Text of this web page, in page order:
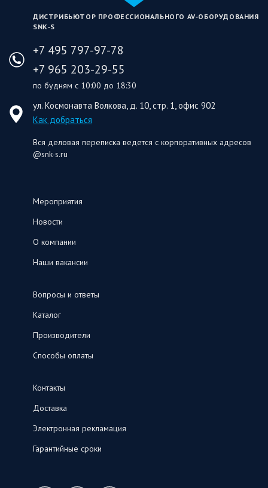
ДИСТРИБЬЮТОР ПРОФЕССИОНАЛЬНОГО AV‑ОБОРУДОВАНИЯ
SNK‑S
+7 495 797-97-78
+7 965 203-29-55
по будням с 10:00 до 18:30
ул. Космонавта Волкова, д. 10, стр. 1, офис 902
Как добраться
Вся деловая переписка ведется с корпоративных адресов
@snk-s.ru
Мероприятия
Новости
О компании
Наши вакансии
Вопросы и ответы
Каталог
Производители
Способы оплаты
Контакты
Доставка
Электронная рекламация
Гарантийные сроки